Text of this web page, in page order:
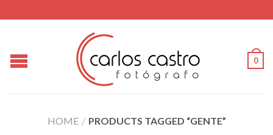
0
HOME / PRODUCTS TAGGED “GENTE”